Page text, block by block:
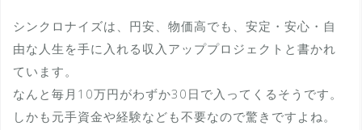
シンクロナイズは、円安、物価高でも、安定・安心・自
由な人生を手に入れる収入アッププロジェクトと書かれ
ています。
なんと毎月10万円がわずか30日で入ってくるそうです。
しかも元手資金や経験なども不要なので驚きですよね。